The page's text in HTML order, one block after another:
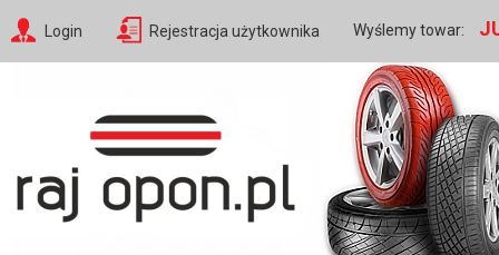
Login Rejestracja użytkownika Wyślemy towar: